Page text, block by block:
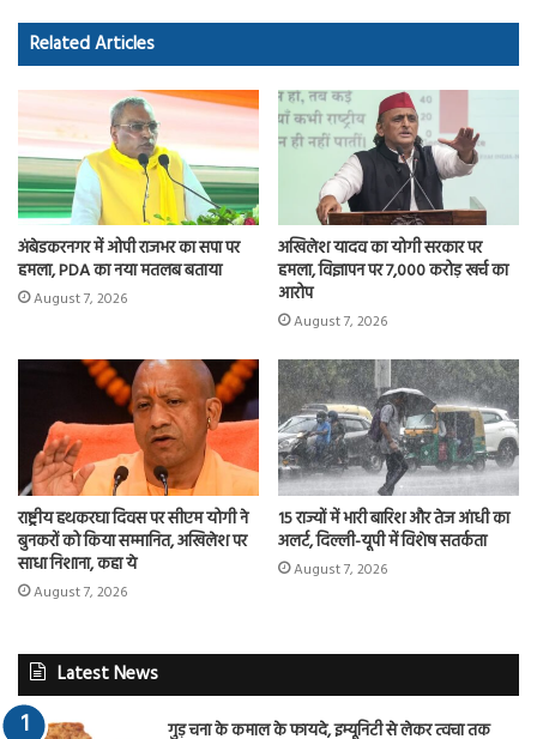
o
ok
d
o
n
Related Articles
अंबेडकरनगर में ओपी राजभर का सपा पर
हमला, PDA का नया मतलब बताया
August 7, 2026
अखिलेश यादव का योगी सरकार पर
हमला, विज्ञापन पर 7,000 करोड़ खर्च का
आरोप
August 7, 2026
राष्ट्रीय हथकरघा दिवस पर सीएम योगी ने
बुनकरों को किया सम्मानित, अखिलेश पर
साधा निशाना, कहा ये
August 7, 2026
15 राज्यों में भारी बारिश और तेज आंधी का
अलर्ट, दिल्ली-यूपी में विशेष सतर्कता
August 7, 2026
Latest News
गुड़ चना के कमाल के फायदे, इम्यूनिटी से लेकर त्वचा तक